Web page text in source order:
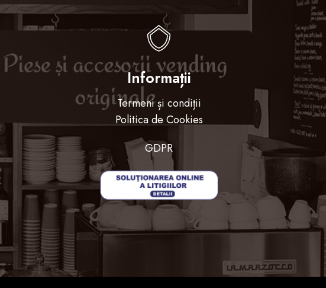
Informații
Termeni și condiții
Politica de Cookies
GDPR